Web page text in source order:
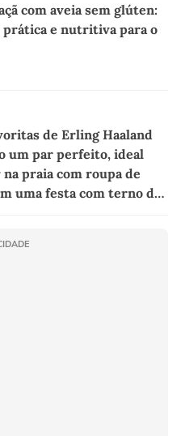
com aveia sem glúten:
e nutritiva para o
de Erling Haaland
um par perfeito, ideal
praia com roupa de
uma festa com terno de